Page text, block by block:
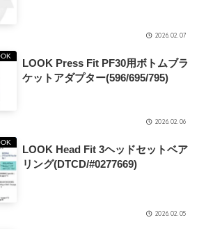
2026.02.07
LOOK Press Fit PF30用ボトムブラ
ケットアダプター(596/695/795)
2026.02.06
LOOK Head Fit 3ヘッドセットベア
リング(DTCD/#0277669)
2026.02.05